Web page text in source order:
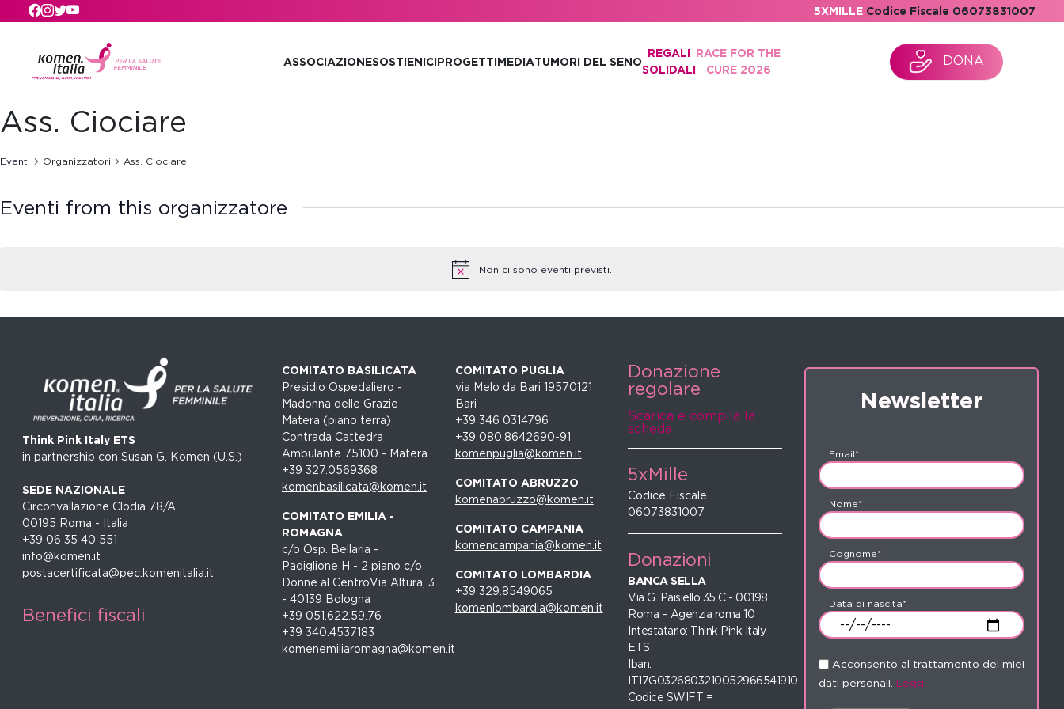
Skip to main content 5XMILLE Codice Fiscale 06073831007
ASSOCIAZIONESOSTIENICIPROGETTIMEDIATUMORI DEL SENO
REGALI
SOLIDALI
RACE FOR THE
CURE 2026
DONA
Non ci sono eventi previsti.
Ass. Ciociare
Eventi Organizzatori Ass. Ciociare
Eventi from this organizzatore
Think Pink Italy ETS
in partnership con Susan G. Komen (U.S.)
SEDE NAZIONALE
Circonvallazione Clodia 78/A
00195 Roma - Italia
+39 06 35 40 551
info@komen.it
postacertificata@pec.komenitalia.it
Benefici fiscali
COMITATO BASILICATA
Presidio Ospedaliero -
Madonna delle Grazie
Matera (piano terra)
Contrada Cattedra
Ambulante 75100 - Matera
+39 327.0569368
komenbasilicata@komen.it
COMITATO EMILIA -
ROMAGNA
c/o Osp. Bellaria -
Padiglione H - 2 piano c/o
Donne al CentroVia Altura, 3
- 40139 Bologna
+39 051.622.59.76
+39 340.4537183
komenemiliaromagna@komen.it
COMITATO PUGLIA
via Melo da Bari 19570121
Bari
+39 346 0314796
+39 080.8642690-91
komenpuglia@komen.it
COMITATO ABRUZZO
komenabruzzo@komen.it
COMITATO CAMPANIA
komencampania@komen.it
COMITATO LOMBARDIA
+39 329.8549065
komenlombardia@komen.it
Donazione
regolare
Scarica e compila la
scheda
5xMille
Codice Fiscale
06073831007
Donazioni
BANCA SELLA
Via G. Paisiello 35 C - 00198
Roma – Agenzia roma 10
Intestatario: Think Pink Italy
ETS
Iban:
IT17G0326803210052966541910
Codice SWIFT =
Newsletter
Email*
Nome*
Cognome*
Data di nascita*
Acconsento al trattamento dei miei
dati personali. Leggi